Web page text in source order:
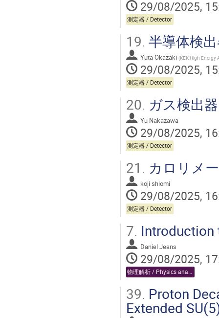
29/08/2025,
測定器 / Detector
19. 半導体検
Yuta Okazaki (KEK High Energy
29/08/2025,
測定器 / Detector
20. ガス検出
Yu Nakazawa
29/08/2025,
測定器 / Detector
21. カロリメ
koji shiomi
29/08/2025,
測定器 / Detector
7.
Daniel Jeans
29/08/2025,
物理解析 / Physics analysis
39. Proton
Extended